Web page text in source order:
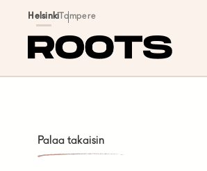
Siirry sisältöön
HelsinkiTampere
Palaa takaisin